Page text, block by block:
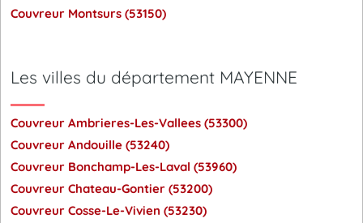
Couvreur Montsurs (53150)
Les villes du département MAYENNE
Couvreur Ambrieres-Les-Vallees (53300)
Couvreur Andouille (53240)
Couvreur Bonchamp-Les-Laval (53960)
Couvreur Chateau-Gontier (53200)
Couvreur Cosse-Le-Vivien (53230)